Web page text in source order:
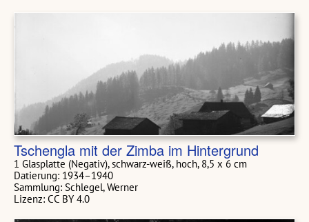
Tschengla mit der Zimba im Hintergrund
1 Glasplatte (Negativ), schwarz-weiß, hoch, 8,5 x 6 cm
Datierung: 1934–1940
Sammlung: Schlegel, Werner
Lizenz: CC BY 4.0